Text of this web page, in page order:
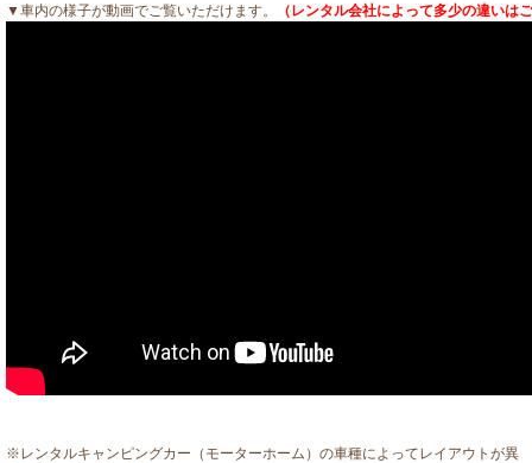
▼車内の様子が動画でご覧いただけます。 （レンタル会社によって多少の違いは
※レンタルキャンピングカー（モーターホーム）の車種によってレイアウトが異